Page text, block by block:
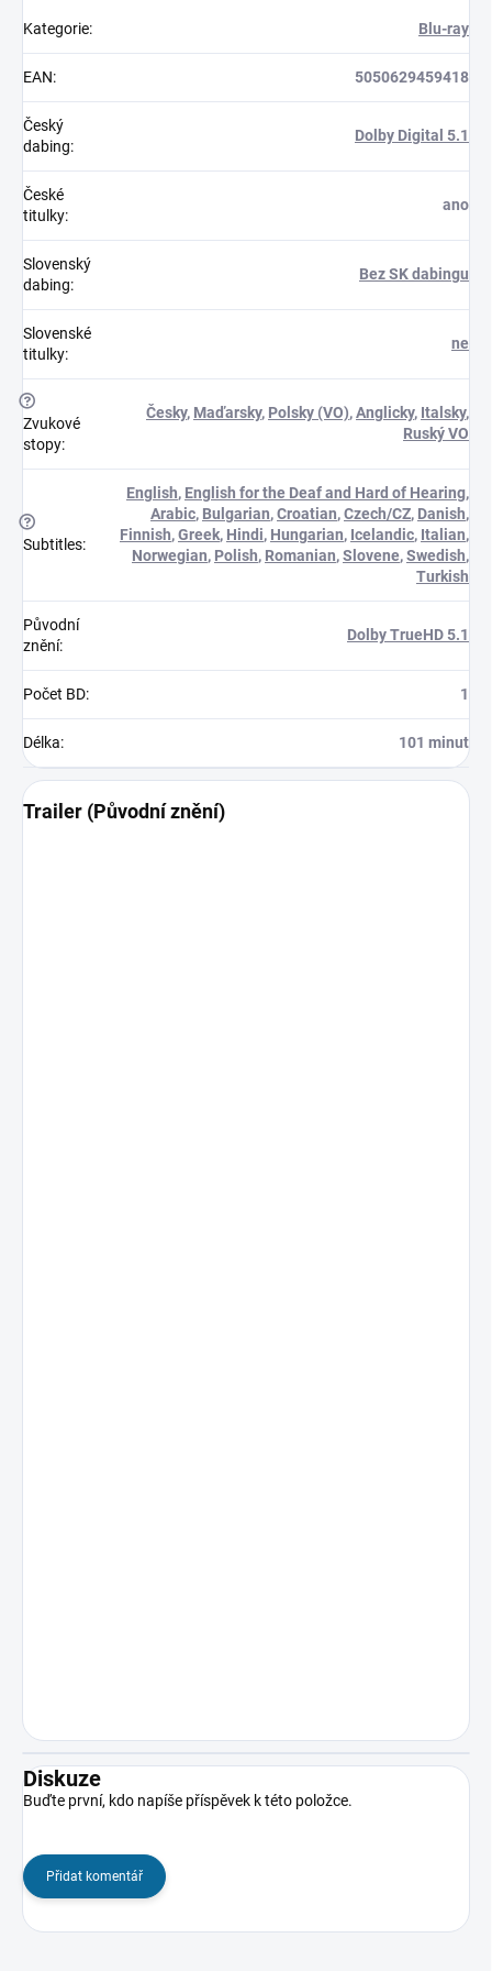
Kategorie: Blu-ray
EAN: 5050629459418
Český
dabing:
Dolby Digital 5.1
České
titulky:
ano
Slovenský
dabing:
Bez SK dabingu
Slovenské
titulky:
ne
?
Zvukové
stopy:
Česky, Maďarsky, Polsky (VO),Anglicky, Italsky,
Ruský VO
?
Subtitles:
English, English for the Deaf and Hard of Hearing,
Arabic, Bulgarian,Croatian,Czech/CZ, Danish,
Finnish,Greek, Hindi, Hungarian, Icelandic, Italian,
Norwegian, Polish, Romanian,Slovene,Swedish,
Turkish
Původní
znění:
Dolby TrueHD 5.1
Počet BD: 1
Délka: 101 minut
Trailer (Původní znění)
Diskuze
Buďte první, kdo napíše příspěvek k této položce.
Přidat komentář